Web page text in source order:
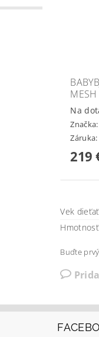
MESH
Na
Značka:
219
Vek
Buďte